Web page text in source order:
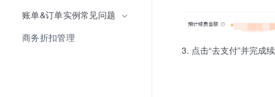
账单&订单实例常见问题
商务折扣管理
点击“去支付”并完成